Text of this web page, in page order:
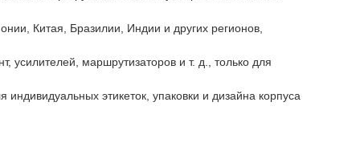
Китая, Бразилии, Индии и других регионов,
усилителей, маршрутизаторов и т. д., только для
этикеток, упаковки и дизайна корпуса